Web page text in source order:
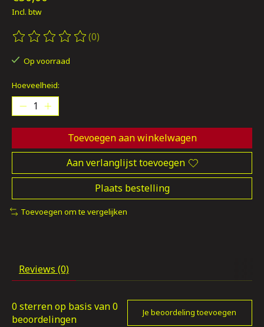
Incl. btw
De beoordeling van dit product is
(0)
Op voorraad
Hoeveelheid:
Toevoegen aan winkelwagen
Aan verlanglijst toevoegen
Plaats bestelling
Toevoegen om te vergelijken
Reviews (0)
0 sterren op basis van0
beoordelingen
Je beoordeling toevoegen